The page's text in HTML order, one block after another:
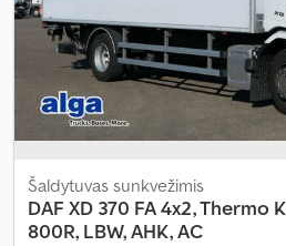
Šaldytuvas sunkvežimis
DAF XD 370 FA 4x2, Thermo
800R, LBW, AHK, AC